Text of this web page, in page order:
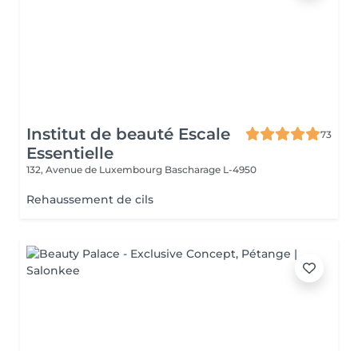
Institut de beauté Escale
Essentielle
73
132, Avenue de Luxembourg Bascharage L-4950
Rehaussement de cils